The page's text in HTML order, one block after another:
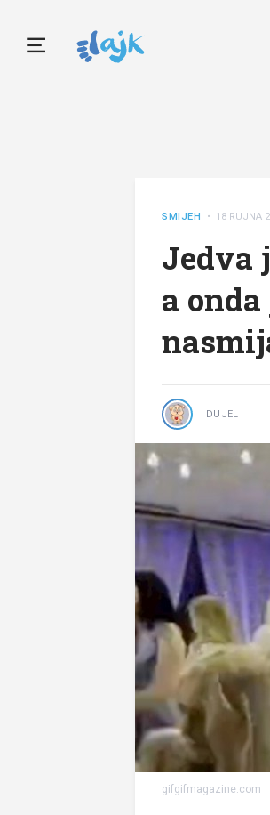
SMIJEH • 18 RUJNA
Jedva
a
DUJEL
gifgifmagazine.com